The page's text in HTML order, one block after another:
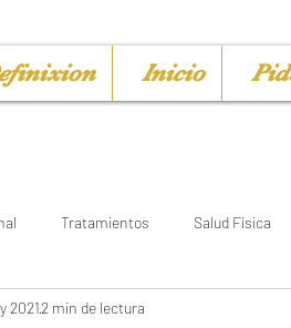
Inicio
Tratamientos Salud Física
20212 min de lectura